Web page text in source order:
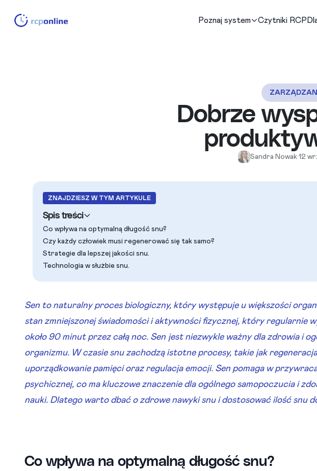
Poznaj system Czytniki RCP
Dobrze
Sandra Nowak•12
ZNAJDZIESZ W TYM ARTYKULE
Spis treści
Co wpływa na optymalną długość snu?
Czy każdy człowiek musi regenerować się tak samo?
Strategie dla lepszej jakości snu.
Technologia w służbie snu.
Sen to naturalny proces biologiczny, który występuje u większości
stan zmniejszonej świadomości i aktywności fizycznej, który regularnie
około 90 minut przez całą noc. Sen jest niezwykle ważny dla zdrowia i
organizmu. W czasie snu zachodzą istotne procesy, takie jak
uporządkowanie pamięci oraz regulacja emocji. Sen pomaga w
psychicznej, co ma kluczowe znaczenie dla ogólnego samopoczucia i
nauki. Dlatego warto dbać o zdrowe nawyki snu i dostosować ilość snu
Co wpływa na optymalną długość snu?